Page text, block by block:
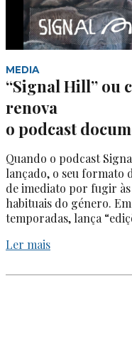
MEDIA
“Signal Hill” ou
renova
o podcast
Quando o podcast
lançado, o seu formato
de imediato por fugir
habituais do género.
temporadas, lança
Ler mais